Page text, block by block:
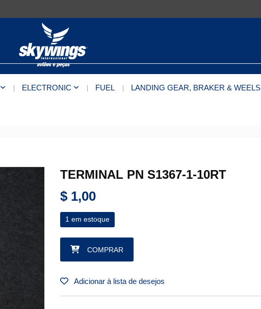
ELECTRONIC FUEL LANDING GEAR, BRAKER & WEELS
TERMINAL PN S1367-1-10RT
$ 1,00
1 em estoque
TERMINAL PN S1367-1-10RT quantidade
COMPRAR
Adicionar à lista de desejos